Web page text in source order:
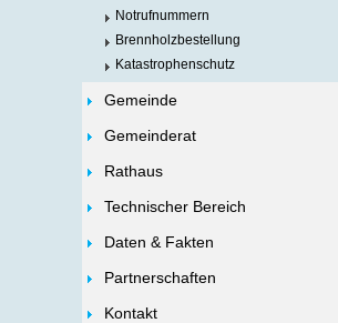
Notrufnummern
Brennholzbestellung
Katastrophenschutz
Gemeinde
Gemeinderat
Rathaus
Technischer Bereich
Daten & Fakten
Partnerschaften
Kontakt